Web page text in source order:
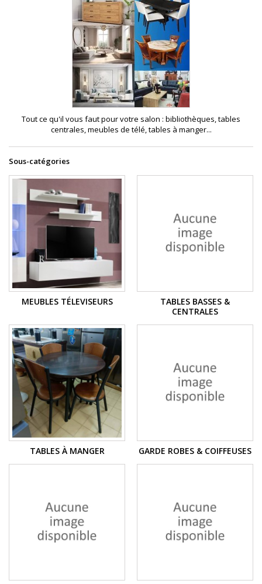
Tout ce qu'il vous faut pour votre salon : bibliothèques, tables
centrales, meubles de télé, tables à manger...
Sous-catégories
MEUBLES TÉLEVISEURS
TABLES BASSES &
CENTRALES
TABLES À MANGER GARDE ROBES & COIFFEUSES